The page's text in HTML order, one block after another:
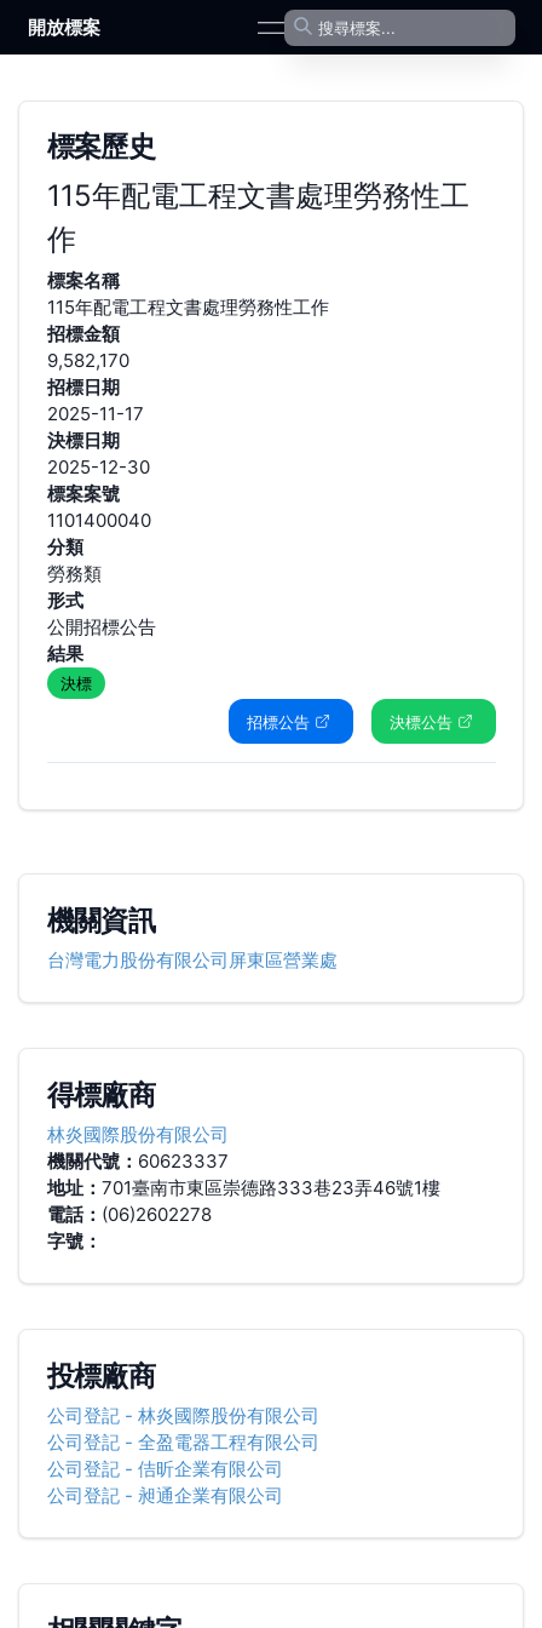
開放標案 open navigation menu
標案歷史
115年配電工程文書處理勞務性工
作
標案名稱
115年配電工程文書處理勞務性工作
招標金額
9,582,170
招標日期
2025-11-17
決標日期
2025-12-30
標案案號
1101400040
分類
勞務類
形式
公開招標公告
結果
決標
招標公告
決標公告
機關資訊
台灣電力股份有限公司屏東區營業處
得標廠商
林炎國際股份有限公司
機關代號： 60623337
地址： 701臺南市東區崇德路333巷23弄46號1樓
電話： (06)2602278
字號：
投標廠商
公司登記- 林炎國際股份有限公司
公司登記- 全盈電器工程有限公司
公司登記- 佶昕企業有限公司
公司登記- 昶通企業有限公司